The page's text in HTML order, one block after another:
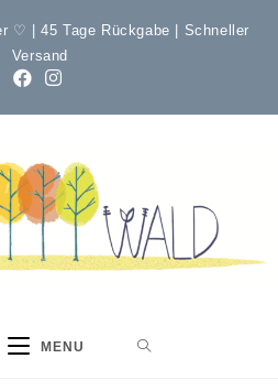
♡ | 45 Tage Rückgabe | Schneller
Versand
MENU